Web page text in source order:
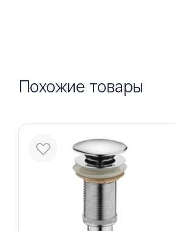
Похожие товары